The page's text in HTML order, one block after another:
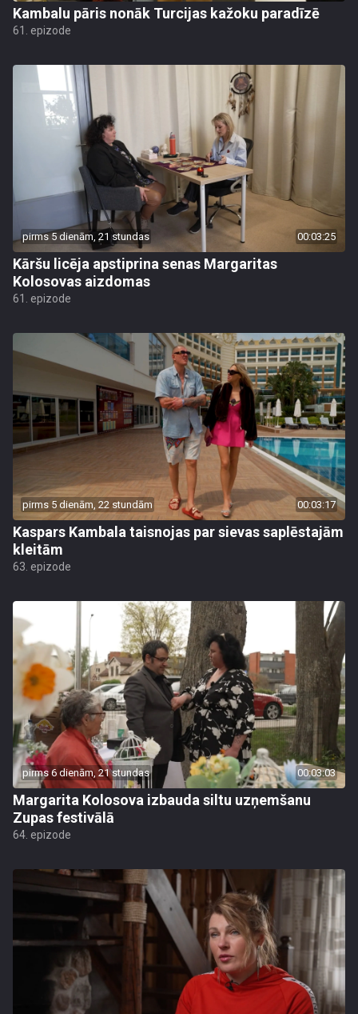
Kambalu pāris nonāk Turcijas kažoku paradīzē
61. epizode
pirms 5 dienām, 21 stundas 00:03:25
Kāršu licēja apstiprina senas Margaritas
Kolosovas aizdomas
61. epizode
pirms 5 dienām, 22 stundām 00:03:17
Kaspars Kambala taisnojas par sievas saplēstajām
kleitām
63. epizode
pirms 6 dienām, 21 stundas 00:03:03
Margarita Kolosova izbauda siltu uzņemšanu
Zupas festivālā
64. epizode